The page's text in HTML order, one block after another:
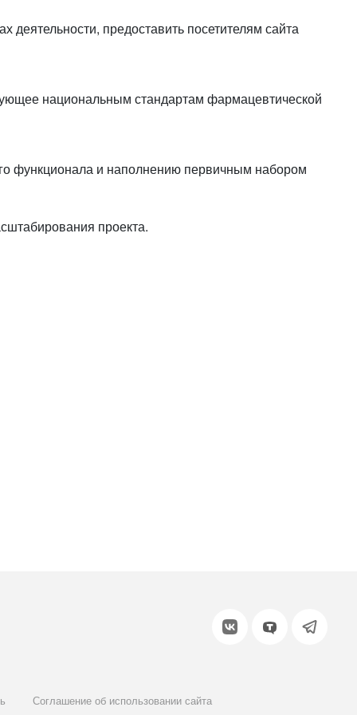
предоставить посетителям сайта
национальным стандартам фармацевтической
функционала и наполнению первичным набором
проекта.
Соглашение об использовании сайта